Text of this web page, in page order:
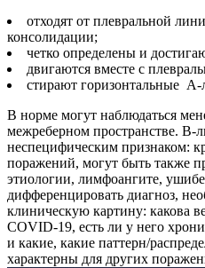
отходят от плевральной
консолидации;
четко определены и
двигаются вместе с
стирают горизонтальные
В норме могут наблюдаться
межреберном пространстве. В-
неспецифическим признаком:
поражений, могут быть также
этиологии, лимфоангите,
дифференцировать диагноз,
клиническую картину: какова
COVID-19, есть ли у него
и какие, какие паттерн/
характерны для других